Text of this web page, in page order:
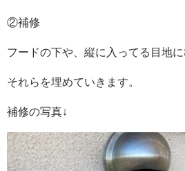
②補修
フードの下や、縦に入ってる目地
それらを埋めていきます。
補修の写真↓